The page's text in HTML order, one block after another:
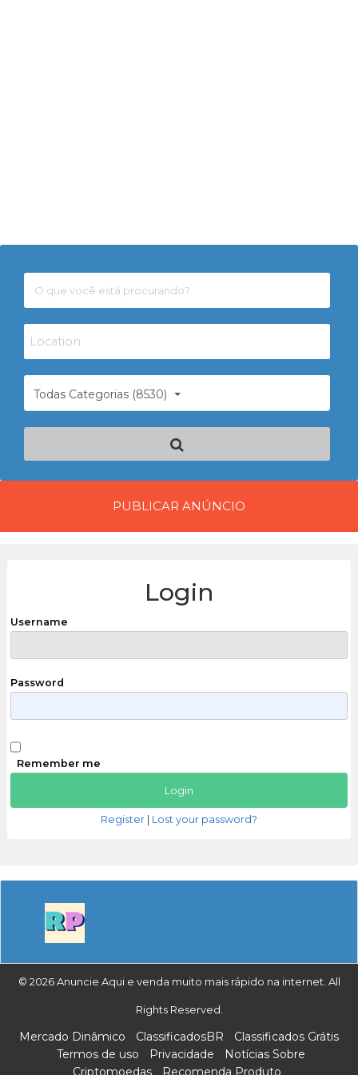
Todas Categorias (8530)
PUBLICAR ANÚNCIO
Login
Username
Password
Remember me
Register Lost your password?
© 2026 Anuncie Aqui e venda muito mais rápido na internet. All
Rights Reserved.
Mercado Dinâmico ClassificadosBR
Classificados Grátis
Termos de uso
Privacidade
Notícias Sobre
Criptomoedas
Recomenda Produto